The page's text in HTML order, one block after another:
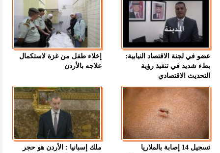
عضو في لجنة الاقتصاد النيابية:
بطء شديد في تنفيذ رؤية
التحديث الاقتصادي
إخلاء طفل من غزة لاستكمال
علاجه بالأردن
تسجيل 14 إصابة بالملاريا
ملك إسبانيا : الأردن هو حجر